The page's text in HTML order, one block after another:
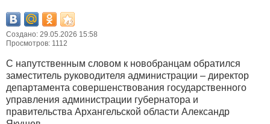
Создано: 29.05.2026 15:58
Просмотров: 1112
С напутственным словом к новобранцам обратился
заместитель руководителя администрации – директор
департамента совершенствования государственного
управления администрации губернатора и
правительства Архангельской области Александр